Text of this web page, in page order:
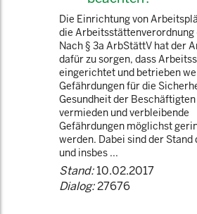
Die Einrichtung von
die
Nach § 3a ArbStättV hat der
dafür zu sorgen, dass
eingerichtet und betrieben
Gefährdungen für die
Gesundheit der
vermieden und verbleibende
Gefährdungen möglichst
werden. Dabei sind der Stand
und insbes ...
Stand:10.02.2017
Dialog:27676